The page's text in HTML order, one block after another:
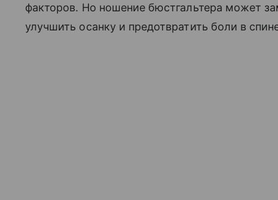
факторов. Но ношение бюстгальтера может
улучшить осанку и предотвратить боли в